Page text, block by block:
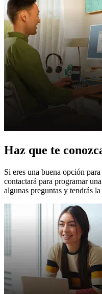
Haz que te
Si eres una buena opción
contactará para programar
algunas preguntas y tendrás